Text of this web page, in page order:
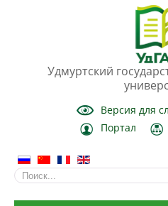
Удмуртский
Версия для
Портал